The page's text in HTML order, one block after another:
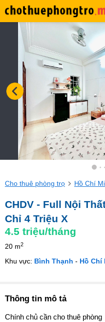
Cho thuê phòng trọ Hồ Chí
CHDV - Full Nội
Chỉ 4 Triệu X
4.5 triệu/tháng
20 m2
Khu vực: Bình Thạnh - Hồ Chí
Thông tin mô tả
Chính chủ cần cho thuê phòng